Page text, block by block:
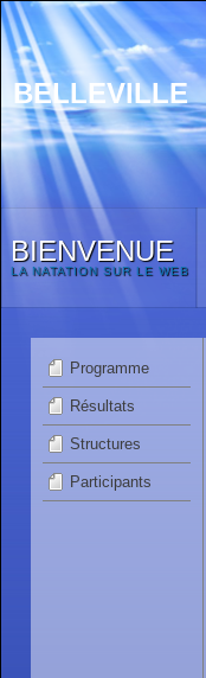
BELLEVILLE
BIENVENUE
LA NATATION SUR LE WEB
Programme
Résultats
Structures
Participants